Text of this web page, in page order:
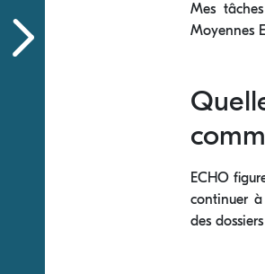
Mes
Moyennes
ECHO
continuer à
des